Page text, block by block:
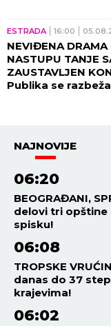
ESTRADA 16:00
NEVIĐENA DRAMA
NASTUPU TANJE
ZAUSTAVLJEN
Publika se
NAJNOVIJE
06:20
BEOGRAĐANI,
delovi tri opštine
spisku!
06:08
TROPSKE
danas do 37
krajevima!
06:02